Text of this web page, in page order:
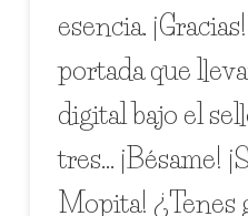
esencia.
portada que
digital bajo el
tres… ¡Bésame!
Mopita! ¿Tenes